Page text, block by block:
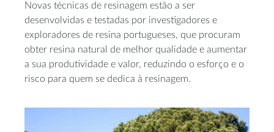
Novas técnicas de resinagem estão a ser
desenvolvidas e testadas por investigadores e
exploradores de resina portugueses, que procuram
obter resina natural de melhor qualidade e aumentar
a sua produtividade e valor, reduzindo o esforço e o
risco para quem se dedica à resinagem.